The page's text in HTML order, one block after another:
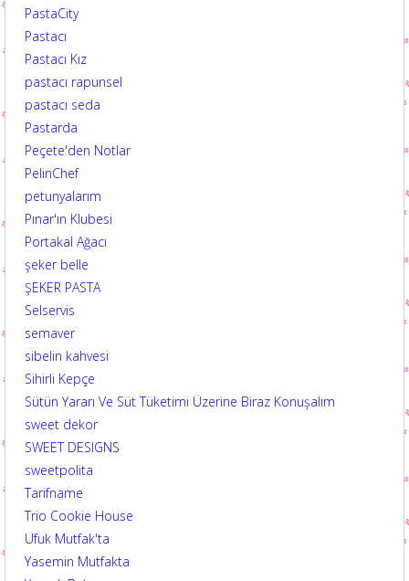
PastaCity
Pastacı
Pastacı Kız
pastacı rapunsel
pastacı seda
Pastarda
Peçete'den Notlar
PelinChef
petunyalarım
Pınar'ın Klubesi
Portakal Ağacı
şeker belle
ŞEKER PASTA
Selservis
semaver
sibelin kahvesi
Sihirli Kepçe
Sütün Yararı Ve Süt Tüketimi Üzerine Biraz Konuşalım
sweet dekor
SWEET DESIGNS
sweetpolita
Tarifname
Trio Cookie House
Ufuk Mutfak'ta
Yasemin Mutfakta